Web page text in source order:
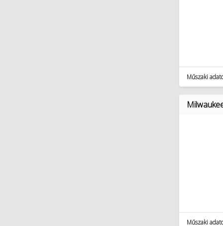
Műszaki
Műszaki